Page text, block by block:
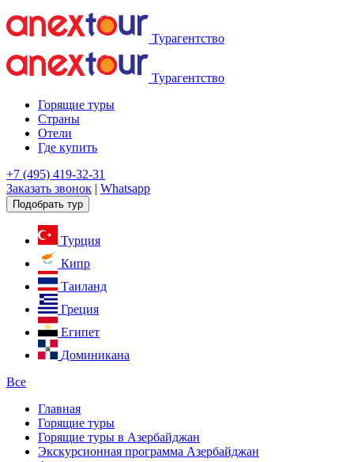
Турагентство
Турагентство
Горящие туры
Страны
Отели
Где купить
+7 (495) 419-32-31
Заказать звонок | Whatsapp
Подобрать тур
Турция
Кипр
Таиланд
Греция
Египет
Доминикана
Все
Главная
Горящие туры
Горящие туры в Азербайджан
Экскурсионная программа Азербайджан